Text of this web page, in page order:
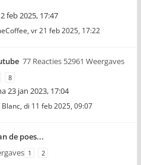
feb 2025, 17:47
, vr 21 feb 2025, 17:22
77 Reacties 52961 Weergaves
8
23 jan 2023, 17:04
Blanc, di 11 feb 2025, 09:07
de poes...
1 2